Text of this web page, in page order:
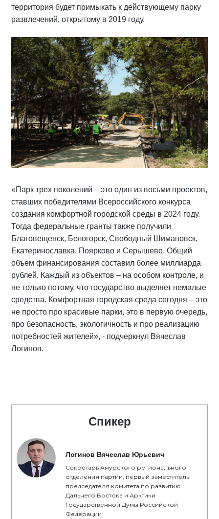
территория будет примыкать к действующему парку
развлечений, открытому в 2019 году.
«Парк трех поколений – это один из восьми проектов,
ставших победителями Всероссийского конкурса
создания комфортной городской среды в 2024 году.
Тогда федеральные гранты также получили
Благовещенск, Белогорск, Свободный Шимановск,
Екатеринославка, Поярково и Серышево. Общий
объем финансирования составил более миллиарда
рублей. Каждый из объектов – на особом контроле, и
не только потому, что государство выделяет немалые
средства. Комфортная городская среда сегодня – это
не просто про красивые парки, это в первую очередь,
про безопасность, экологичность и про реализацию
потребностей жителей», - подчеркнул Вячеслав
Логинов.
Спикер
Логинов Вячеслав Юрьевич
Секретарь Амурского регионального
отделения партии, первый заместитель
председателя комитета по развитию
Дальнего Востока и Арктики
Государственной Думы Российской
Федерации